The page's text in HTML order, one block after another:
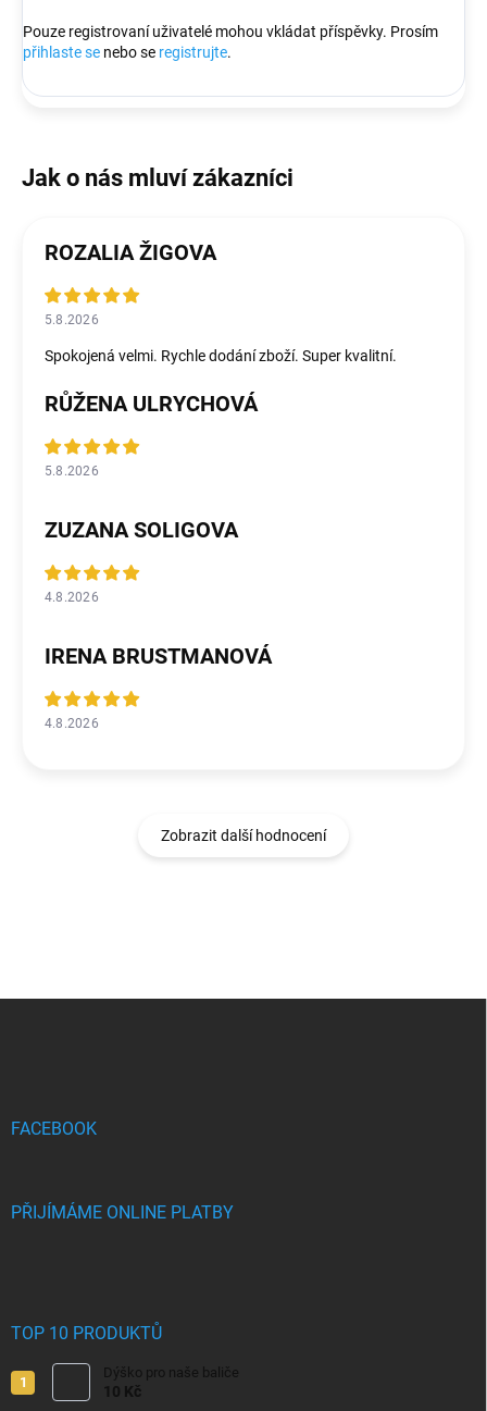
Pouze registrovaní uživatelé mohou vkládat příspěvky. Prosím
přihlaste se nebo se registrujte.
ROZALIA ŽIGOVA
5.8.2026
Spokojená velmi. Rychle dodání zboží. Super kvalitní.
RŮŽENA ULRYCHOVÁ
5.8.2026
ZUZANA SOLIGOVA
4.8.2026
IRENA BRUSTMANOVÁ
4.8.2026
Zobrazit další hodnocení
FACEBOOK
PŘIJÍMÁME ONLINE PLATBY
TOP 10 PRODUKTŮ
Dýško pro naše baliče
10 Kč